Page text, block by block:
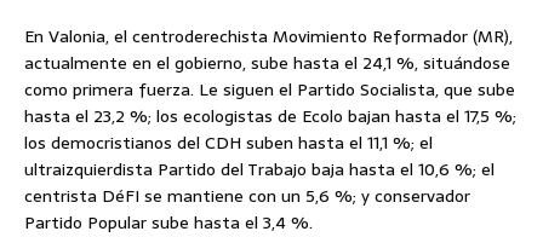
En Valonia, el centroderechista Movimiento Reformador (MR),
actualmente en el gobierno, sube hasta el 24,1 %, situándose
como primera fuerza. Le siguen el Partido Socialista, que sube
hasta el 23,2 %; los ecologistas de Ecolo bajan hasta el 17,5 %;
los democristianos del CDH suben hasta el 11,1 %; el
ultraizquierdista Partido del Trabajo baja hasta el 10,6 %; el
centrista DéFI se mantiene con un 5,6 %; y conservador
Partido Popular sube hasta el 3,4 %.